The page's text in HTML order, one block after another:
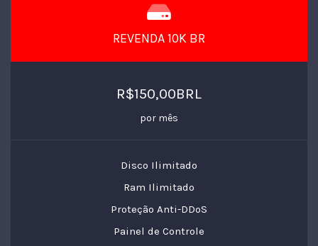
REVENDA 10K BR
R$150,00BRL
por mês
Disco Ilimitado
Ram Ilimitado
Proteção Anti-DDoS
Painel de Controle